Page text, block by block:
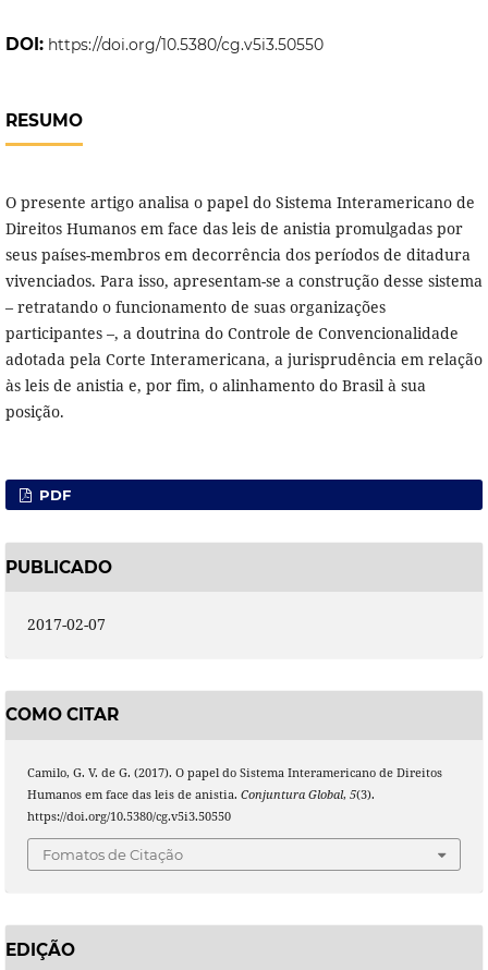
DOI: https://doi.org/10.5380/cg.v5i3.50550
RESUMO
O presente artigo analisa o papel do Sistema Interamericano de
Direitos Humanos em face das leis de anistia promulgadas por
seus países-membros em decorrência dos períodos de ditadura
vivenciados. Para isso, apresentam-se a construção desse sistema
– retratando o funcionamento de suas organizações
participantes –, a doutrina do Controle de Convencionalidade
adotada pela Corte Interamericana, a jurisprudência em relação
às leis de anistia e, por fim, o alinhamento do Brasil à sua
posição.
PDF
PUBLICADO
2017-02-07
COMO CITAR
Camilo, G. V. de G. (2017). O papel do Sistema Interamericano de Direitos
Humanos em face das leis de anistia. Conjuntura Global, 5(3).
https://doi.org/10.5380/cg.v5i3.50550
Fomatos de Citação
EDIÇÃO